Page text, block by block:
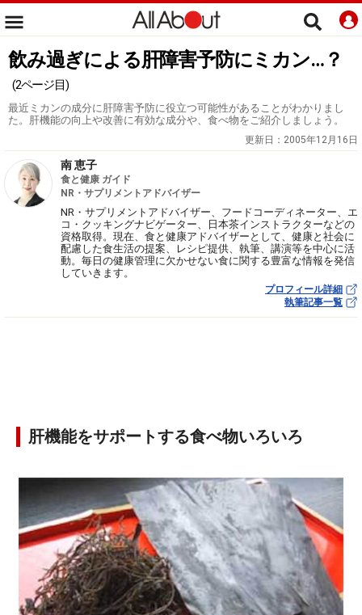
飲み過ぎによる肝障害予防にミカン…？
(2ページ目)
最近ミカンの成分に肝障害予防に役立つ可能性があることがわかりまし
た。肝機能の向上や改善に有効な成分や、食べ物をご紹介しましょう。
更新日： 2005年12月16日
南 恵子
食と健康 ガイド
NR・サプリメントアドバイザー
NR・サプリメントアドバイザー、フードコーディネーター、エ
コ・クッキングナビゲーター、日本茶インストラクターなどの
資格取得。現在、食と健康アドバイザーとして、健康と社会に
配慮した食生活の提案、レシピ提供、執筆、講演等を中心に活
動。毎日の健康管理に欠かせない食に関する豊富な情報を発信
していきます。
プロフィール詳細
執筆記事一覧
肝機能をサポートする食べ物いろいろ